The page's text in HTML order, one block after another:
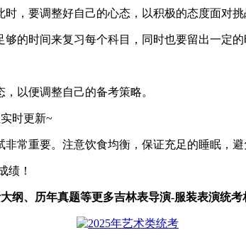
，要调整好自己的心态，以积极的态度面对
的时间来复习每个科目，同时也要留出一定的
以便调整自己的备考策略。
时更新~
常重要。注意饮食均衡，保证充足的睡眠，避
绩！
纲、历年真题等更多吉林表导演-服装表演统